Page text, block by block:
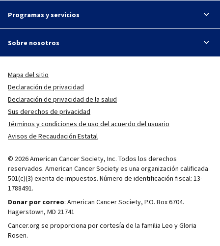
Programas y servicios
Sobre nosotros
Mapa del sitio
Declaración de privacidad
Declaración de privacidad de la salud
Sus derechos de privacidad
Términos y condiciones de uso del acuerdo del usuario
Avisos de Recaudación Estatal
© 2026 American Cancer Society, Inc. Todos los derechos
reservados. American Cancer Society es una organización calificada
501(c)(3) exenta de impuestos. Número de identificación fiscal: 13-
1788491.
Donar por correo: American Cancer Society, P.O. Box 6704.
Hagerstown, MD 21741
Cancer.org se proporciona por cortesía de la familia Leo y Gloria
Rosen.